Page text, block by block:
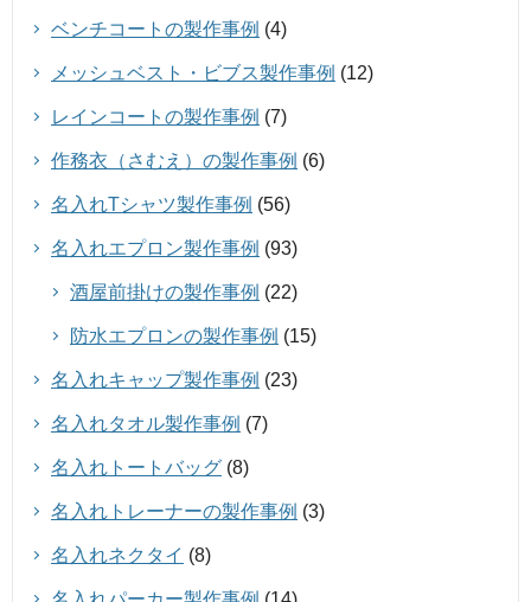
ベンチコートの製作事例 (4)
メッシュベスト・ビブス製作事例 (12)
レインコートの製作事例 (7)
作務衣（さむえ）の製作事例 (6)
名入れTシャツ製作事例 (56)
名入れエプロン製作事例 (93)
酒屋前掛けの製作事例 (22)
防水エプロンの製作事例 (15)
名入れキャップ製作事例 (23)
名入れタオル製作事例 (7)
名入れトートバッグ (8)
名入れトレーナーの製作事例 (3)
名入れネクタイ (8)